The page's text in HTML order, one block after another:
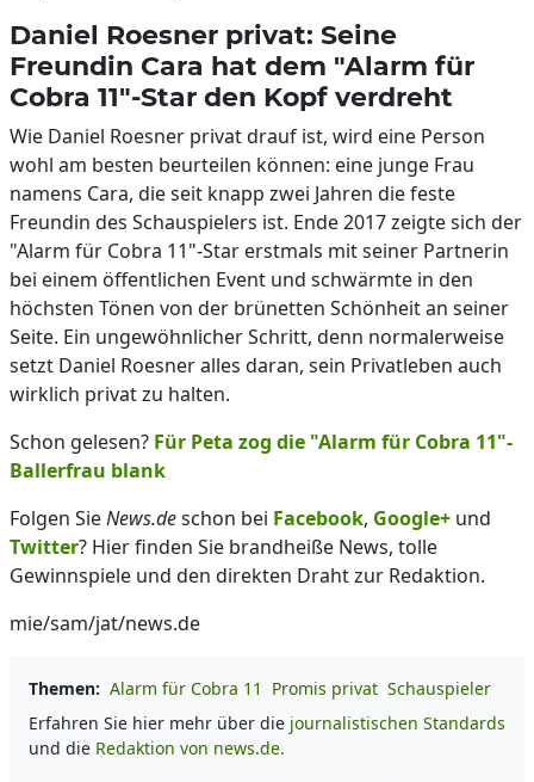
Daniel Roesner privat: Seine
Freundin Cara hat dem "Alarm für
Cobra 11"-Star den Kopf verdreht
Wie Daniel Roesner privat drauf ist, wird eine Person
wohl am besten beurteilen können: eine junge Frau
namens Cara, die seit knapp zwei Jahren die feste
Freundin des Schauspielers ist. Ende 2017 zeigte sich der
"Alarm für Cobra 11"-Star erstmals mit seiner Partnerin
bei einem öffentlichen Event und schwärmte in den
höchsten Tönen von der brünetten Schönheit an seiner
Seite. Ein ungewöhnlicher Schritt, denn normalerweise
setzt Daniel Roesner alles daran, sein Privatleben auch
wirklich privat zu halten.
Schon gelesen? Für Peta zog die "Alarm für Cobra 11"-
Ballerfrau blank
Folgen SieNews.deschon bei Facebook, Google+ und
Twitter? Hier finden Sie brandheiße News, tolle
Gewinnspiele und den direkten Draht zur Redaktion.
mie/sam/jat/news.de
Themen: Alarm für Cobra 11 Promis privat Schauspieler
Erfahren Sie hier mehr über die journalistischen Standards
und die Redaktion von news.de.